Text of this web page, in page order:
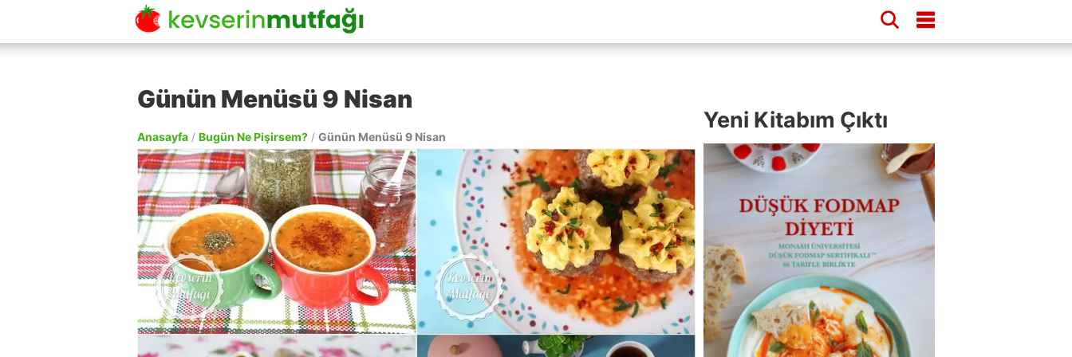
Günün Menüsü 9 Nisan
Anasayfa / Bugün Ne Pişirsem? / Günün Menüsü 9 Nisan
Yeni Kitabım Çıktı